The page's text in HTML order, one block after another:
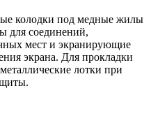
колодки под медные жилы
для соединений,
мест и экранирующие
экрана. Для прокладки
лотки при